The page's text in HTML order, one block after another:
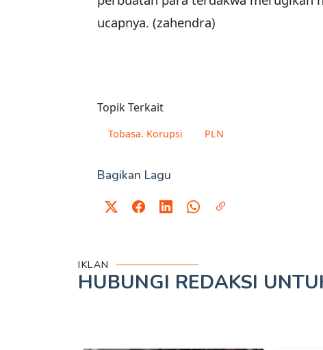
ucapnya. (zahendra)
Topik Terkait
Tobasa. Korupsi PLN
Bagikan Lagu
IKLAN
HUBUNGI REDAKSI